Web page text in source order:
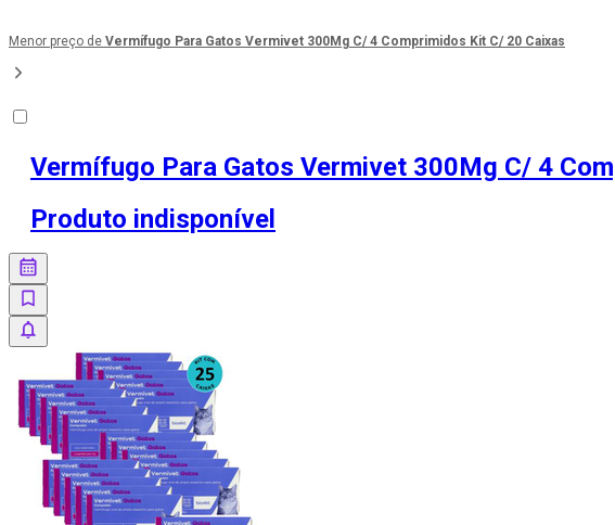
Menor preço de Vermífugo Para Gatos Vermivet 300Mg C/ 4 Comprimidos Kit C/ 20 Caixas
Vermífugo Para Gatos Vermivet 300Mg C/ 4
Produto indisponível